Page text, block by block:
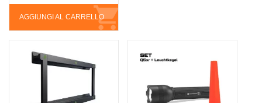
AGGIUNGI AL CARRELLO